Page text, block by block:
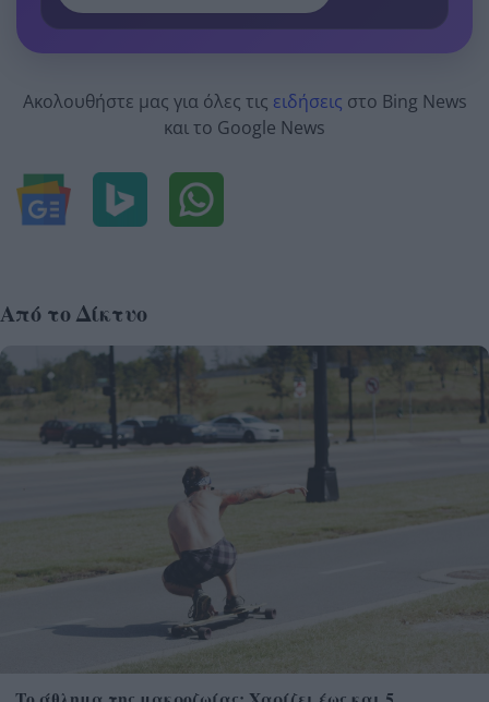
Ακολουθήστε μας για όλες τις ειδήσεις στο Bing News
και το Google News
Από το Δίκτυο